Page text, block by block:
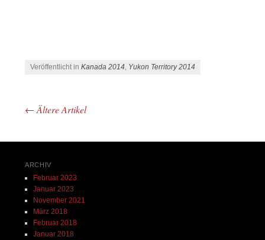
Veröffentlicht inKanada 2014, Yukon Territory 2014
←Ältere Artikel
ARCHIV
Februar 2023
Januar 2023
November 2021
März 2018
Februar 2018
Januar 2018